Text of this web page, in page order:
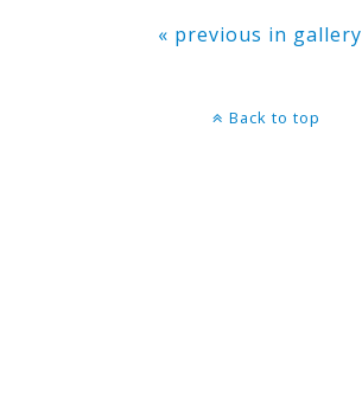
« previous in gallery
Back to top